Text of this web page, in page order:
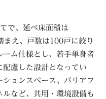
で、延べ床面積は
え、戸数は100戸に絞り
ム仕様とし、若手単身者
慮した設計となってい
ョンスペース、バリアフ
など、共用・環境設備も